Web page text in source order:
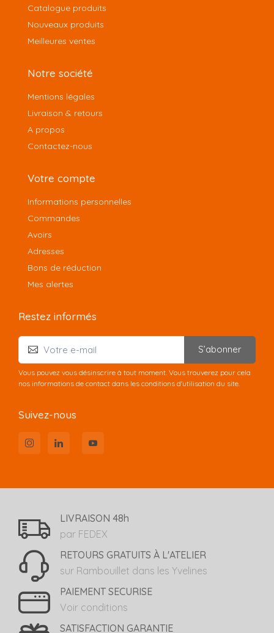
Catalogue produits
Nouveaux produits
Meilleures ventes
Notre société
Mentions légales
Livraison & retours
A propos
Contactez-nous
Votre compte
Informations personnelles
Commandes
Avoirs
Adresses
Bons de réduction
Mes alertes
Restez informés
S’abonner
Vous pouvez vous désinscrire à tout moment. Vous trouverez pour cela
nos informations de contact dans les conditions d'utilisation du site.
Suivez-nous
LIVRAISON 48h
par FEDEX
RETOURS GRATUITS À L'ATELIER
sur Rambouillet dans les Yvelines
PAIEMENT SECURISE
Voir conditions
SATISFACTION GARANTIE